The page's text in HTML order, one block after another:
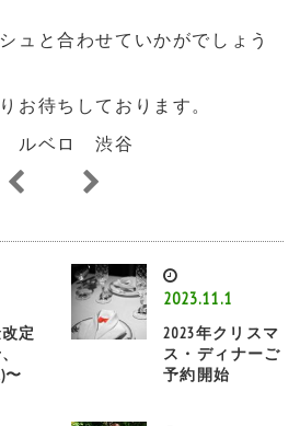
ュと合わせていかがでしょう
お待ちしております。
ルベロ 渋谷
定
〜
2023.11.1
2023年クリスマ
ス・ディナーご
予約開始